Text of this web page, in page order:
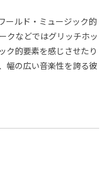
ールド・ミュージック的
クなどではグリッチホッ
ク的要素を感じさせたり
幅の広い音楽性を誇る彼